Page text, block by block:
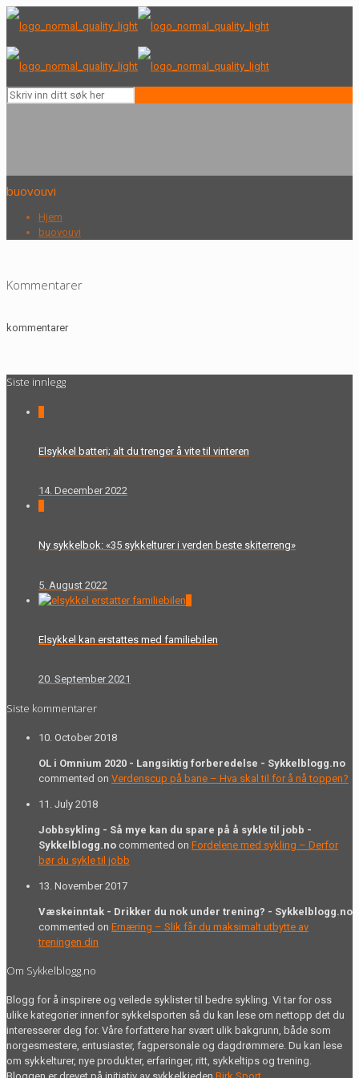
buovouvi
Hjem
buovouvi
Kommentarer
kommentarer
Siste innlegg
Elsykkel batteri; alt du trenger å vite til vinteren
14. December 2022
Ny sykkelbok: «35 sykkelturer i verden beste skiterreng»
5. August 2022
Elsykkel kan erstattes med familiebilen
20. September 2021
Siste kommentarer
10. October 2018
OL i Omnium 2020 - Langsiktig forberedelse - Sykkelblogg.no
commented on Verdenscup på bane – Hva skal til for å nå toppen?
11. July 2018
Jobbsykling - Så mye kan du spare på å sykle til jobb -
Sykkelblogg.no commented on Fordelene med sykling – Derfor
bør du sykle til jobb
13. November 2017
Væskeinntak - Drikker du nok under trening? - Sykkelblogg.no
commented on Ernæring – Slik får du maksimalt utbytte av
treningen din
Om Sykkelblogg.no
Blogg for å inspirere og veilede syklister til bedre sykling. Vi tar for oss
ulike kategorier innenfor sykkelsporten så du kan lese om nettopp det du
interesserer deg for. Våre forfattere har svært ulik bakgrunn, både som
norgesmestere, entusiaster, fagpersonale og dagdrømmere. Du kan lese
om sykkelturer, nye produkter, erfaringer, ritt, sykkeltips og trening.